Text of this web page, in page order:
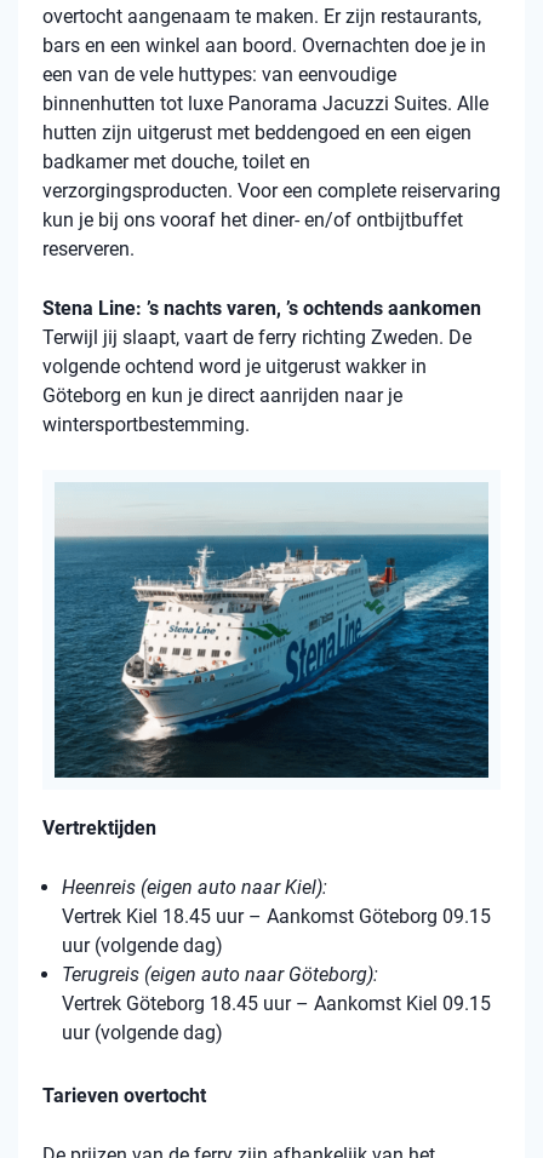
overtocht aangenaam te maken. Er zijn restaurants,
bars en een winkel aan boord. Overnachten doe je in
een van de vele huttypes: van eenvoudige
binnenhutten tot luxe Panorama Jacuzzi Suites. Alle
hutten zijn uitgerust met beddengoed en een eigen
badkamer met douche, toilet en
verzorgingsproducten. Voor een complete reiservaring
kun je bij ons vooraf het diner- en/of ontbijtbuffet
reserveren.
Stena Line: ’s nachts varen, ’s ochtends aankomen
Terwijl jij slaapt, vaart de ferry richting Zweden. De
volgende ochtend word je uitgerust wakker in
Göteborg en kun je direct aanrijden naar je
wintersportbestemming.
Vertrektijden
Heenreis (eigen auto naar Kiel):
Vertrek Kiel 18.45 uur – Aankomst Göteborg 09.15
uur (volgende dag)
Terugreis (eigen auto naar Göteborg):
Vertrek Göteborg 18.45 uur – Aankomst Kiel 09.15
uur (volgende dag)
Tarieven overtocht